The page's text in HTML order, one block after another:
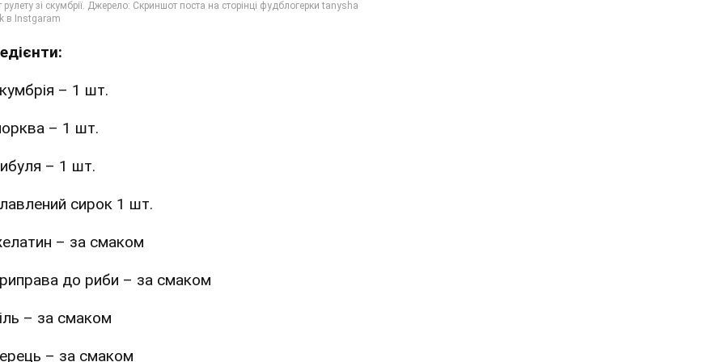
– 1 шт.
– 1 шт.
– 1 шт.
сирок 1 шт.
– за смаком
до риби – за смаком
– за смаком
– за смаком